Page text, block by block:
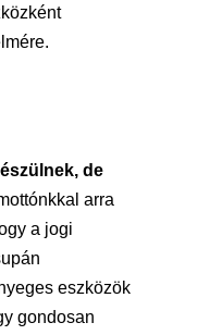
de
arra
a jogi
eszközök
gondosan